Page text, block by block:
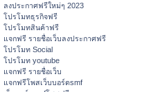
ลงประกาศฟรีใหม่ๆ 2023
โปรโมทธุรกิจฟรี
โปรโมทสินค้าฟรี
แจกฟรี รายชื่อเว็บลงประกาศฟรี
โปรโมท Social
โปรโมท youtube
แจกฟรี รายชื่อเว็บ
แจกฟรีโพสเว็บบอร์ดsmf